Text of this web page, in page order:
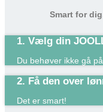
Smart for
1. Vælg din
Du behøver ikke gå
2. Få den over
Det er smart!​